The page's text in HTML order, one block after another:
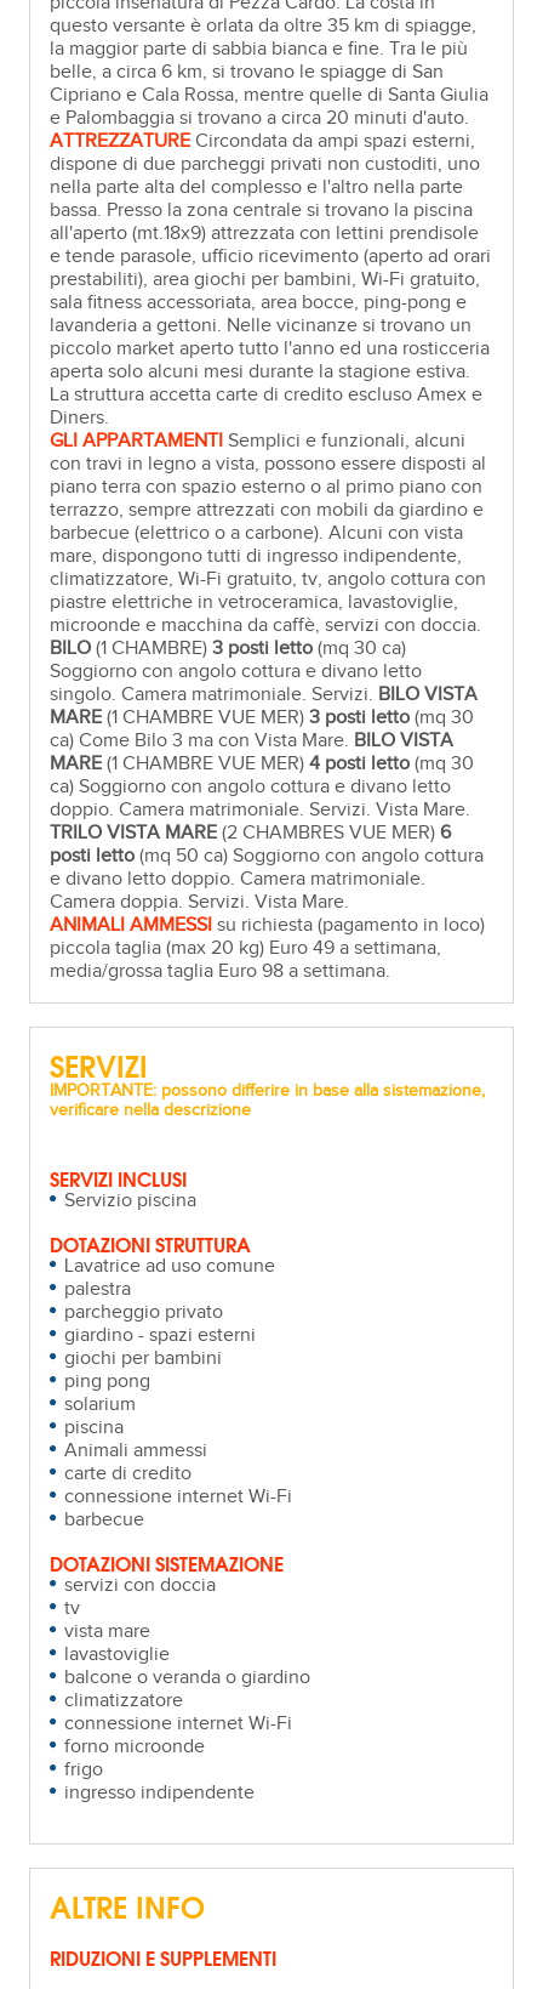
questo versante è orlata da oltre 35 km di spiagge,
la maggior parte di sabbia bianca e fine. Tra le più
belle, a circa 6 km, si trovano le spiagge di San
Cipriano e Cala Rossa, mentre quelle di Santa Giulia
e Palombaggia si trovano a circa 20 minuti d'auto.
ATTREZZATURE Circondata da ampi spazi esterni,
dispone di due parcheggi privati non custoditi, uno
nella parte alta del complesso e l'altro nella parte
bassa. Presso la zona centrale si trovano la piscina
all'aperto (mt.18x9) attrezzata con lettini prendisole
e tende parasole, ufficio ricevimento (aperto ad orari
prestabiliti), area giochi per bambini, Wi-Fi gratuito,
sala fitness accessoriata, area bocce, ping-pong e
lavanderia a gettoni. Nelle vicinanze si trovano un
piccolo market aperto tutto l'anno ed una rosticceria
aperta solo alcuni mesi durante la stagione estiva.
La struttura accetta carte di credito escluso Amex e
Diners.
GLI APPARTAMENTI Semplici e funzionali, alcuni
con travi in legno a vista, possono essere disposti al
piano terra con spazio esterno o al primo piano con
terrazzo, sempre attrezzati con mobili da giardino e
barbecue (elettrico o a carbone). Alcuni con vista
mare, dispongono tutti di ingresso indipendente,
climatizzatore, Wi-Fi gratuito, tv, angolo cottura con
piastre elettriche in vetroceramica, lavastoviglie,
microonde e macchina da caffè, servizi con doccia.
BILO (1 CHAMBRE)3 posti letto (mq 30 ca)
Soggiorno con angolo cottura e divano letto
singolo. Camera matrimoniale. Servizi. BILO VISTA
MARE (1 CHAMBRE VUE MER)3 posti letto (mq 30
ca) Come Bilo 3 ma con Vista Mare. BILO VISTA
MARE (1 CHAMBRE VUE MER)4 posti letto (mq 30
ca) Soggiorno con angolo cottura e divano letto
doppio. Camera matrimoniale. Servizi. Vista Mare.
TRILO VISTA MARE (2 CHAMBRES VUE MER)6
posti letto (mq 50 ca) Soggiorno con angolo cottura
e divano letto doppio. Camera matrimoniale.
Camera doppia. Servizi. Vista Mare.
ANIMALI AMMESSI su richiesta (pagamento in loco)
piccola taglia (max 20 kg) Euro 49 a settimana,
media/grossa taglia Euro 98 a settimana.
SERVIZI
IMPORTANTE: possono differire in base alla sistemazione,
verificare nella descrizione
SERVIZI INCLUSI
Servizio piscina
DOTAZIONI STRUTTURA
Lavatrice ad uso comune
palestra
parcheggio privato
giardino - spazi esterni
giochi per bambini
ping pong
solarium
piscina
Animali ammessi
carte di credito
connessione internet Wi-Fi
barbecue
DOTAZIONI SISTEMAZIONE
servizi con doccia
tv
vista mare
lavastoviglie
balcone o veranda o giardino
climatizzatore
connessione internet Wi-Fi
forno microonde
frigo
ingresso indipendente
ALTRE INFO
RIDUZIONI E SUPPLEMENTI